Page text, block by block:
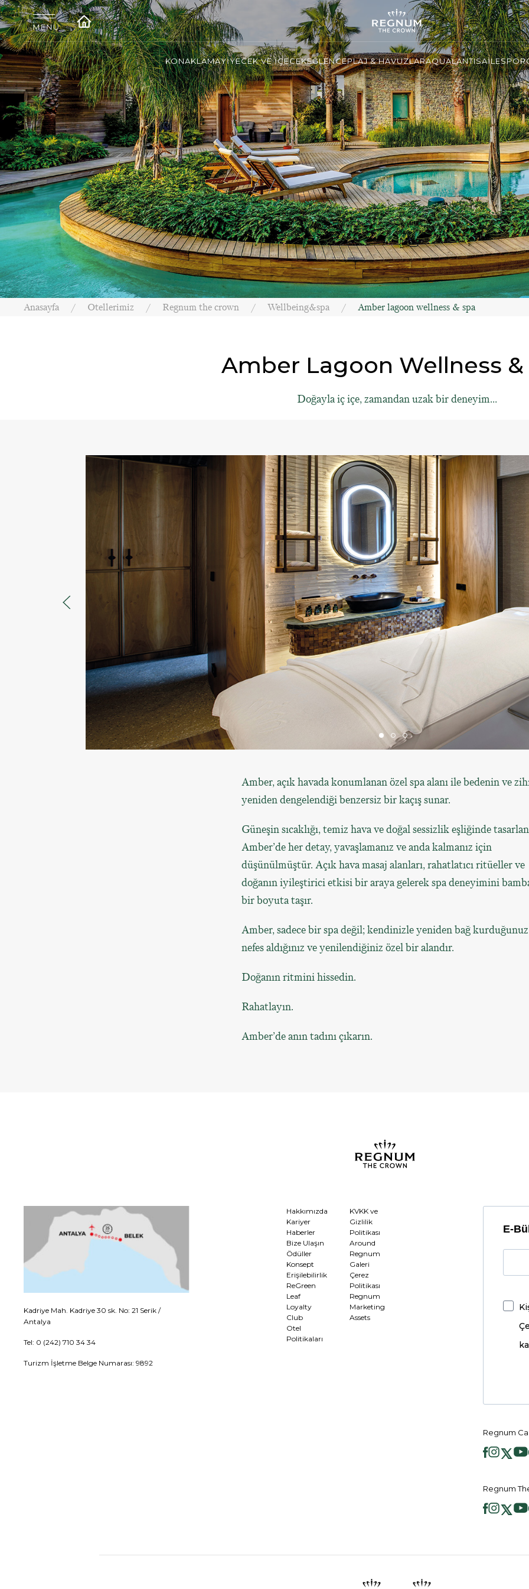
KONAKLAMAYİYECEK VE İÇECEKEĞLENCEPLAJ & HAVUZLARAQUALANTISAİLESPOR
Anasayfa Otellerimiz Regnum the crown Wellbeing&spa Amber lagoon wellness & spa
Amber Lagoon Wellness &
Doğayla iç içe, zamandan uzak bir deneyim…
Amber, açık havada konumlanan özel spa alanı ile bedenin ve
yeniden dengelendiği benzersiz bir kaçış sunar.
Güneşin sıcaklığı, temiz hava ve doğal sessizlik eşliğinde
Amber’de her detay, yavaşlamanız ve anda kalmanız için
düşünülmüştür. Açık hava masaj alanları, rahatlatıcı ritüeller ve
doğanın iyileştirici etkisi bir araya gelerek spa deneyimini
bir boyuta taşır.
Amber, sadece bir spa değil; kendinizle yeniden bağ
nefes aldığınız ve yenilendiğiniz özel bir alandır.
Doğanın ritmini hissedin.
Rahatlayın.
Amber’de anın tadını çıkarın.
Kadriye Mah. Kadriye 30 sk. No: 21 Serik /
Antalya
Tel: 0 (242) 710 34 34
Turizm İşletme Belge Numarası: 9892
Hakkımızda
Kariyer
Haberler
Bize Ulaşın
Ödüller
Konsept
Erişilebilirlik
ReGreen
Leaf
Loyalty
Club
Otel
Politikaları
KVKK ve
Gizlilik
Politikası
Around
Regnum
Galeri
Çerez
Politikası
Regnum
Marketing
Assets
E-
Regnum
Regnum